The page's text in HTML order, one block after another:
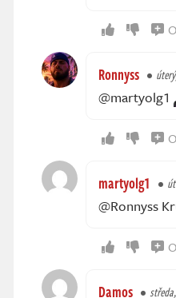
Ronnyss
@martyolg1
martyolg1
@Ronnyss
Damos